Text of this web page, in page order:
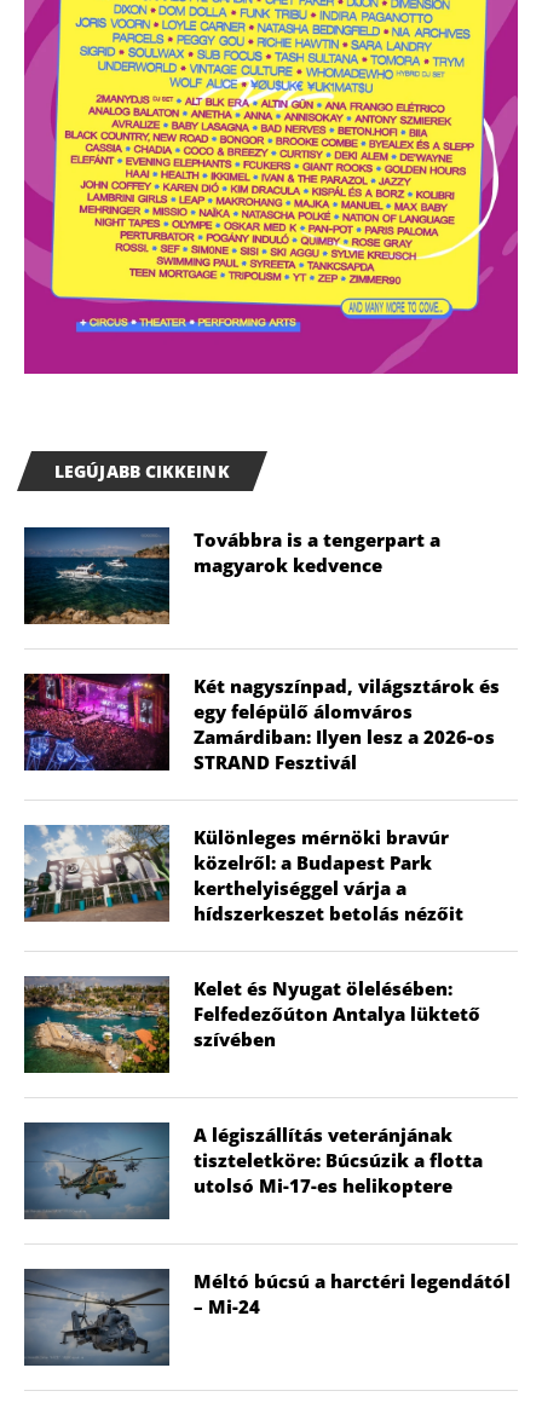
LEGÚJABB CIKKEINK
Továbbra is a tengerpart a
magyarok kedvence
Két nagyszínpad, világsztárok és
egy felépülő álomváros
Zamárdiban: Ilyen lesz a 2026-os
STRAND Fesztivál
Különleges mérnöki bravúr
közelről: a Budapest Park
kerthelyiséggel várja a
hídszerkeszet betolás nézőit
Kelet és Nyugat ölelésében:
Felfedezőúton Antalya lüktető
szívében
A légiszállítás veteránjának
tiszteletköre: Búcsúzik a flotta
utolsó Mi-17-es helikoptere
Méltó búcsú a harctéri legendától
– Mi-24